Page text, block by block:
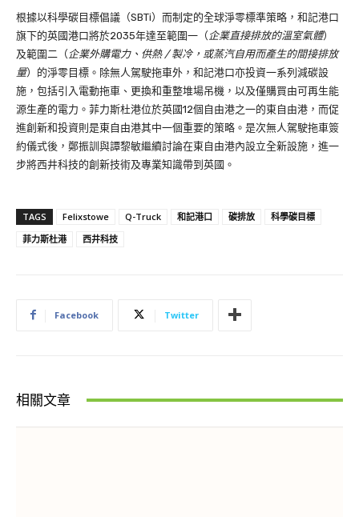
根據以科學碳目標倡議（SBTi）而制定的全球淨零標準策略，和記港口
旗下的英國港口將於2035年達至範圍一（ 企業直接排放的溫室氣體）
及範圍二（ 企業外購電力、供熱 / 製冷，或蒸汽自用而產生的間接排放
量）的淨零目標。除無人駕駛拖車外，和記港口亦投資一系列減碳設
施，包括引入電動拖車、更換和重整堆場吊機，以及僅購買由可再生能
源生產的電力。菲力斯杜港位於英國12個自由港之一的東自由港，而促
進創新和投資則是東自由港其中一個重要的策略。是次無人駕駛拖車簽
約儀式後，鄭振訓與譚黎敏繼續討論在東自由港內設立全新設施，進一
步將西井科技的創新技術及專業知識帶到英國。
TAGS Felixstowe Q-Truck 和記港口 碳排放
科學碳目標
菲力斯杜港
西井科技
Facebook Twitter
相關文章